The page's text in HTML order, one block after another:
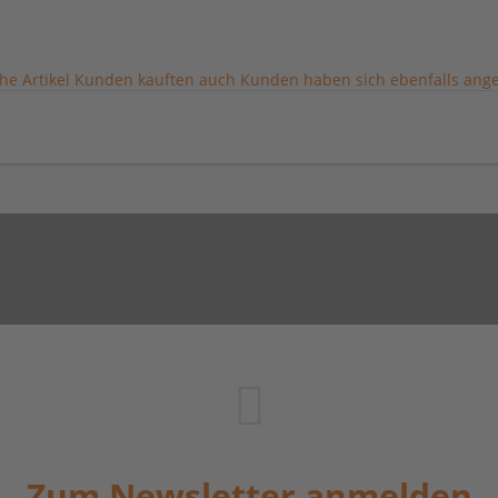
Artikel Kunden kauften auch Kunden haben sich ebenfalls